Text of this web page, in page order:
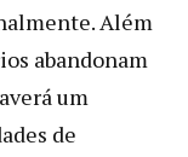
Além
abandonam
um
de